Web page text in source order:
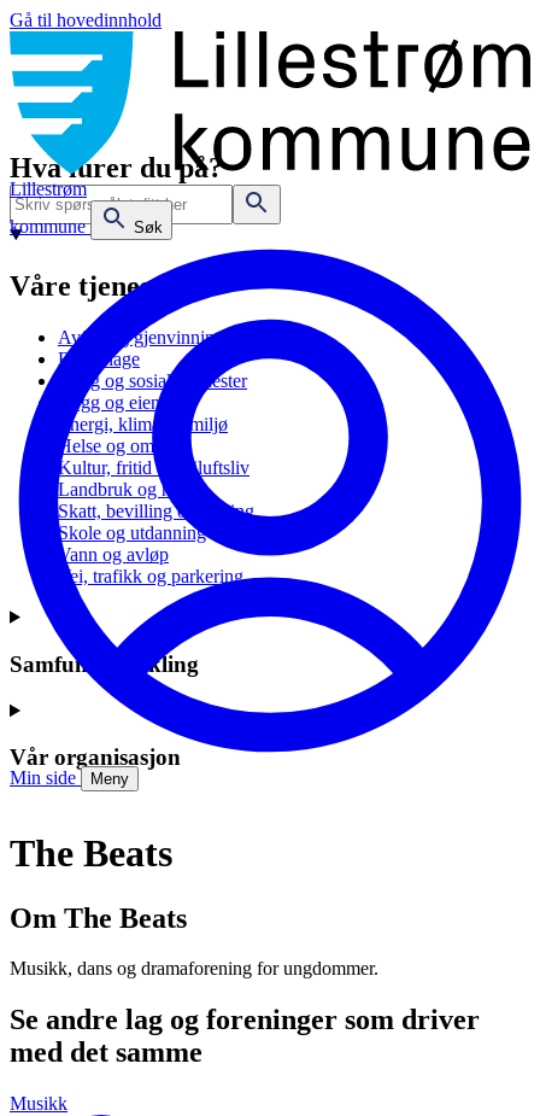
Gå til hovedinnhold
Lillestrøm
kommune
Søk
Min side Meny
Hva lurer du på?
Våre tjenester
Avfall og gjenvinning
Barnehage
Bolig og sosiale tjenester
Bygg og eiendom
Energi, klima og miljø
Helse og omsorg
Kultur, fritid og friluftsliv
Landbruk og natur
Skatt, bevilling og næring
Skole og utdanning
Vann og avløp
Vei, trafikk og parkering
Samfunnsutvikling
Vår organisasjon
The Beats
Om The Beats
Musikk, dans og dramaforening for ungdommer.
Se andre lag og foreninger som driver
med det samme
Musikk